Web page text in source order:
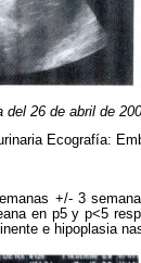
26 de abril de
Ecografía:
+/- 3
en p5 y p<5
e hipoplasia